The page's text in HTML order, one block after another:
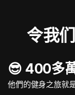
令我
😎 400多
他們的健身之旅就